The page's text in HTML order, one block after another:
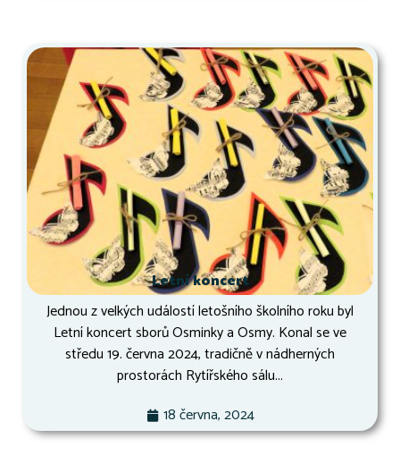
Letní koncert
Jednou z velkých událostí letošního školního roku byl
Letní koncert sborů Osminky a Osmy. Konal se ve
středu 19. června 2024, tradičně v nádherných
prostorách Rytířského sálu...
18 června, 2024